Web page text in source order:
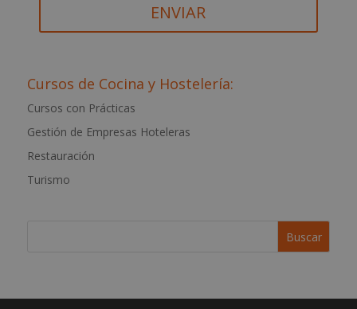
t
r
n
a
i
Cursos de Cocina y Hostelería:
Cursos con Prácticas
Gestión de Empresas Hoteleras
Restauración
Turismo